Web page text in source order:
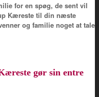
for en spøg, de sent vil
Kæreste til din næste
og familie noget at tale
gør sin entre